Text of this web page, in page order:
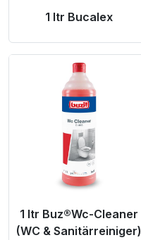
1 ltr Bucalex
Product Link
1 ltr Buz®Wc-Cleaner
(WC & Sanitärreiniger)